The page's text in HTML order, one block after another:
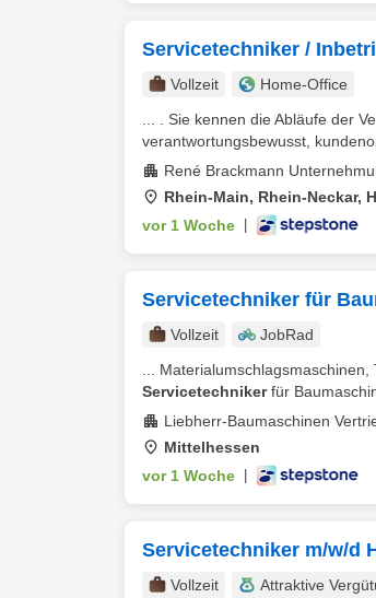
Servicetechniker /
Vollzeit
Home-Office
... . Sie kennen die Abläufe der
verantwortungsbewusst,
René Brackmann
Rhein-Main, Rhein-Neckar,
vor 1 Woche
Servicetechniker für
Vollzeit
JobRad
...
Servicetechnikerfür
Liebherr-Baumaschinen
Mittelhessen
vor 1 Woche
Servicetechniker m/w/d
Vollzeit Attraktive